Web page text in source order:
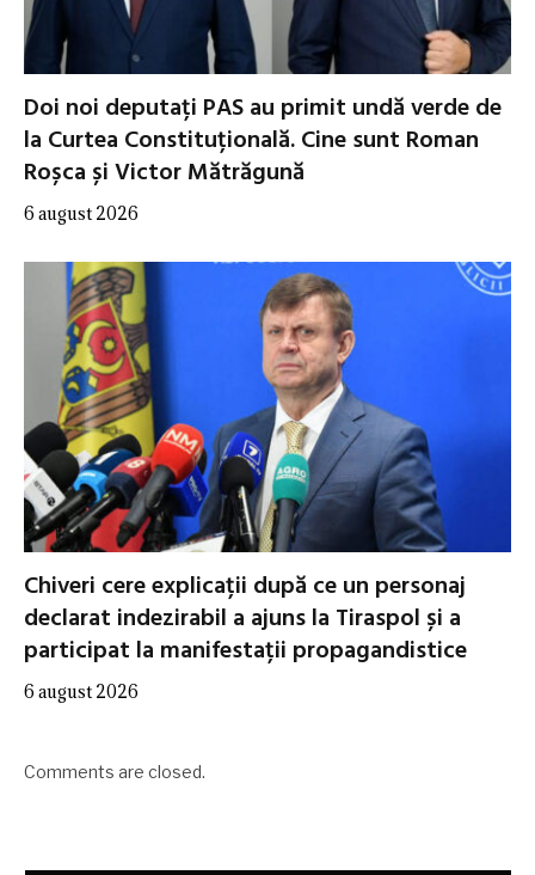
Doi noi deputați PAS au primit undă verde de
la Curtea Constituțională. Cine sunt Roman
Roșca și Victor Mătrăgună
6 august 2026
Chiveri cere explicații după ce un personaj
declarat indezirabil a ajuns la Tiraspol și a
participat la manifestații propagandistice
6 august 2026
Comments are closed.